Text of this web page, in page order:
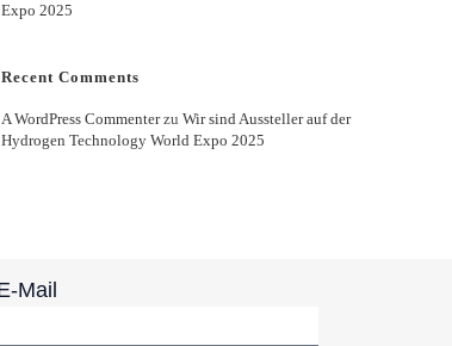
Expo 2025
Recent Comments
A WordPress Commenterzu Wir sind Aussteller auf der
Hydrogen Technology World Expo 2025
Mail